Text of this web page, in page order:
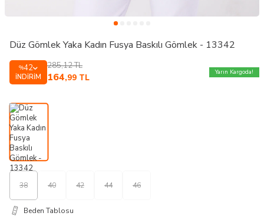
Düz Gömlek Yaka Kadın Fusya Baskılı Gömlek - 13342
%42
İNDIRIM
285,12TL
164,99 TL
Yarın Kargoda!
38 40 42 44 46
Beden Tablosu